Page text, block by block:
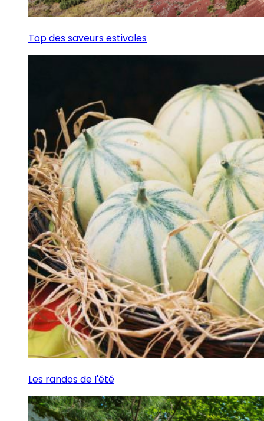
Top des saveurs estivales
Les randos de l'été